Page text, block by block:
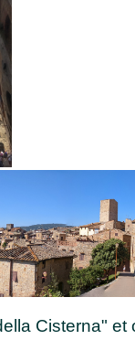
Cisterna" et